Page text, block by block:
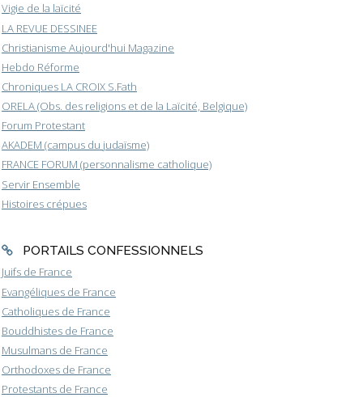
Vigie de la laïcité
LA REVUE DESSINEE
Christianisme Aujourd'hui Magazine
Hebdo Réforme
Chroniques LA CROIX S.Fath
ORELA (Obs. des religions et de la Laïcité, Belgique)
Forum Protestant
AKADEM (campus du judaïsme)
FRANCE FORUM (personnalisme catholique)
Servir Ensemble
Histoires crépues
PORTAILS CONFESSIONNELS
Juifs de France
Evangéliques de France
Catholiques de France
Bouddhistes de France
Musulmans de France
Orthodoxes de France
Protestants de France